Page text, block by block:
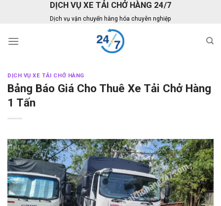
DỊCH VỤ XE TẢI CHỞ HÀNG 24/7
Dịch vụ vận chuyển hàng hóa chuyên nghiệp
DỊCH VỤ XE TẢI CHỞ HÀNG
Bảng Báo Giá Cho Thuê Xe Tải Chở Hàng
1 Tấn